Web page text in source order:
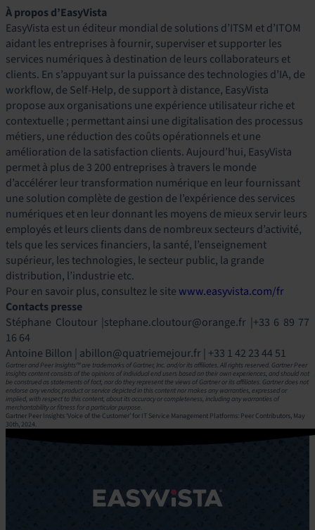
À propos d’EasyVista
EasyVista est un éditeur mondial de solutions d’ITSM et d’ITOM
aidant les entreprises à fournir, superviser et supporter les
services numériques à destination de leurs collaborateurs et
clients. En s’appuyant sur la puissance des technologies d’IA, de
workflow, de Self-Help, de support à distance, EasyVista
propose aux organisations une expérience utilisateur riche et
contextuelle ; permettant ainsi une digitalisation des processus
métiers, une réduction des coûts opérationnels et une
amélioration de la satisfaction clients. Aujourd’hui, EasyVista
permet à plus de 3 200 entreprises à travers le monde
d’accélérer leur transformation numérique en leur fournissant
une solution complète de gestion de l’expérience des services
numériques et en leur donnant les moyens de mieux servir leurs
employés et leurs clients dans de nombreux secteurs d’activité,
tels que les services financiers, la santé, l’enseignement
supérieur, les technologies, le secteur public, la grande
distribution, l’industrie etc.
Pour en savoir plus, consultez le sitewww.easyvista.com/fr
Contacts presse
Stéphane Cloutour |stephane.cloutour@orange.fr |+33 6 89 77
16 64
Antoine Billon | abillon@quatriemejour.fr | +33 1 42 23 44 51
Gartner and Peer Insights™ are trademarks of Gartner, Inc. and/or its affiliates. All rights reserved. Gartner Peer
Insights content consists of the opinions of individual end users based on their own experiences, and should not
be construed as statements of fact, nor do they represent the views of Gartner or its affiliates. Gartner does not
endorse any vendor, product or service depicted in this content nor makes any warranties, expressed or
implied, with respect to this content, about its accuracy or completeness, including any warranties of
merchantability or fitness for a particular purpose.
Gartner Peer Insights ‘Voice of the Customer’ for IT Service Management Platforms: Peer Contributors, May
30th, 2024.